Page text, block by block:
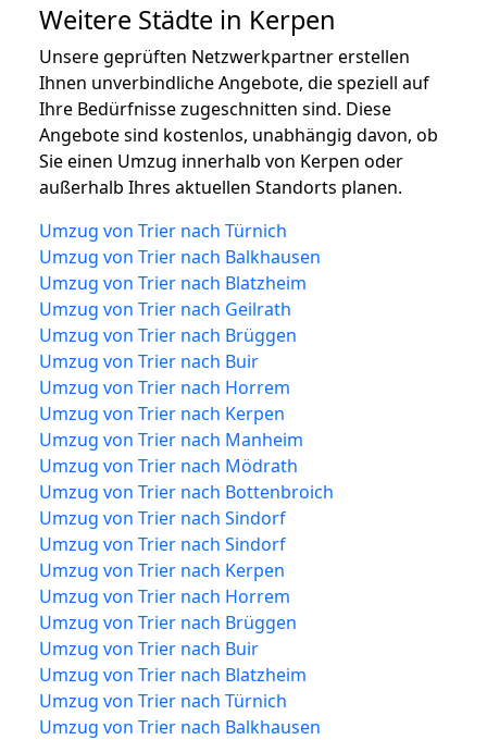
Weitere Städte in Kerpen
Unsere geprüften Netzwerkpartner erstellen
Ihnen unverbindliche Angebote, die speziell auf
Ihre Bedürfnisse zugeschnitten sind. Diese
Angebote sind kostenlos, unabhängig davon, ob
Sie einen Umzug innerhalb von Kerpen oder
außerhalb Ihres aktuellen Standorts planen.
Umzug von Trier nach Türnich
Umzug von Trier nach Balkhausen
Umzug von Trier nach Blatzheim
Umzug von Trier nach Geilrath
Umzug von Trier nach Brüggen
Umzug von Trier nach Buir
Umzug von Trier nach Horrem
Umzug von Trier nach Kerpen
Umzug von Trier nach Manheim
Umzug von Trier nach Mödrath
Umzug von Trier nach Bottenbroich
Umzug von Trier nach Sindorf
Umzug von Trier nach Sindorf
Umzug von Trier nach Kerpen
Umzug von Trier nach Horrem
Umzug von Trier nach Brüggen
Umzug von Trier nach Buir
Umzug von Trier nach Blatzheim
Umzug von Trier nach Türnich
Umzug von Trier nach Balkhausen